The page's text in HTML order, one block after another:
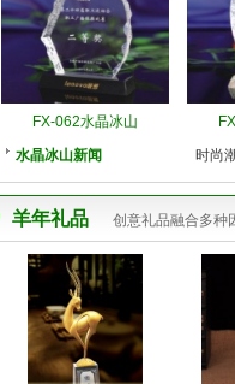
FX-062水晶冰山
水晶冰山新闻
时尚
羊年礼品 创意礼品融合多种